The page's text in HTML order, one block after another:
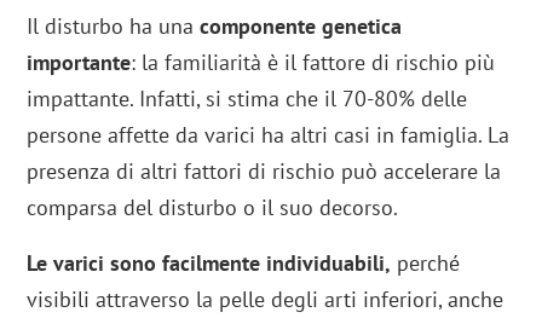
Il disturbo ha unacomponente genetica
importante: la familiarità è il fattore di rischio più
impattante. Infatti, si stima che il 70-80% delle
persone affette da varici ha altri casi in famiglia. La
presenza di altri fattori di rischio può accelerare la
comparsa del disturbo o il suo decorso.
Le varici sono facilmente individuabili, perché
visibili attraverso la pelle degli arti inferiori, anche